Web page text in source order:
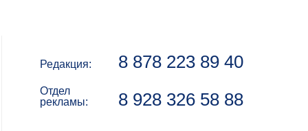
Редакция: 8 878 223 89 40
Отдел
рекламы:
8 928 326 58 88